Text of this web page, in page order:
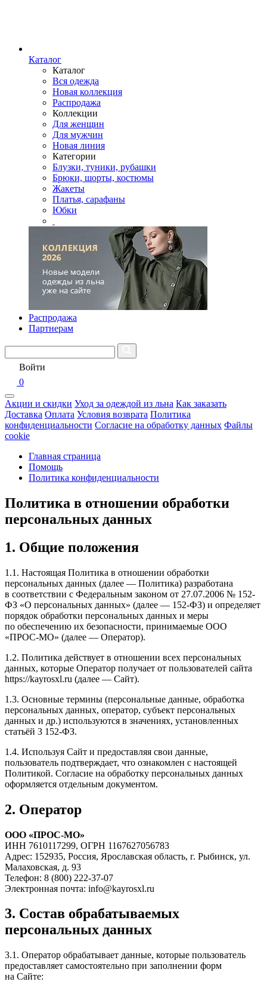
Каталог
Каталог
Вся одежда
Новая коллекция
Распродажа
Коллекции
Для женщин
Для мужчин
Новая линия
Категории
Блузки, туники, рубашки
Брюки, шорты, костюмы
Жакеты
Платья, сарафаны
Юбки
Распродажа
Партнерам
Войти
0
Акции и скидки Уход за одеждой из льна Как заказать
Доставка Оплата Условия возврата Политика
конфиденциальности Согласие на обработку данных Файлы
cookie
Главная страница
Помощь
Политика конфиденциальности
Политика в отношении обработки
персональных данных
1. Общие положения
1.1. Настоящая Политика в отношении обработки
персональных данных (далее — Политика) разработана
в соответствии с Федеральным законом от 27.07.2006 № 152-
ФЗ «О персональных данных» (далее — 152-ФЗ) и определяет
порядок обработки персональных данных и меры
по обеспечению их безопасности, принимаемые ООО
«ПРОС-МО» (далее — Оператор).
1.2. Политика действует в отношении всех персональных
данных, которые Оператор получает от пользователей сайта
https://kayrosxl.ru (далее — Сайт).
1.3. Основные термины (персональные данные, обработка
персональных данных, оператор, субъект персональных
данных и др.) используются в значениях, установленных
статьёй 3 152-ФЗ.
1.4. Используя Сайт и предоставляя свои данные,
пользователь подтверждает, что ознакомлен с настоящей
Политикой. Согласие на обработку персональных данных
оформляется отдельным документом.
2. Оператор
ООО «ПРОС-МО»
ИНН 7610117299, ОГРН 1167627056783
Адрес: 152935, Россия, Ярославская область, г. Рыбинск, ул.
Малаховская, д. 93
Телефон: 8 (800) 222-37-07
Электронная почта: info@kayrosxl.ru
3. Состав обрабатываемых
персональных данных
3.1. Оператор обрабатывает данные, которые пользователь
предоставляет самостоятельно при заполнении форм
на Сайте: